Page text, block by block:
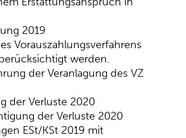
2019
Vorauszahlungsverfahrens
werden.
der Veranlagung des VZ
der Verluste 2020
der Verluste 2020
ESt/KSt 2019 mit